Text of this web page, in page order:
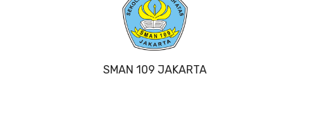
SMAN 109 JAKARTA